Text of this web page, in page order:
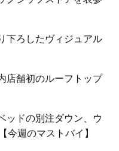
下ろしたヴィジュアル
店舗初のルーフトップ
ッドの別注ダウン、ウ
今週のマストバイ】